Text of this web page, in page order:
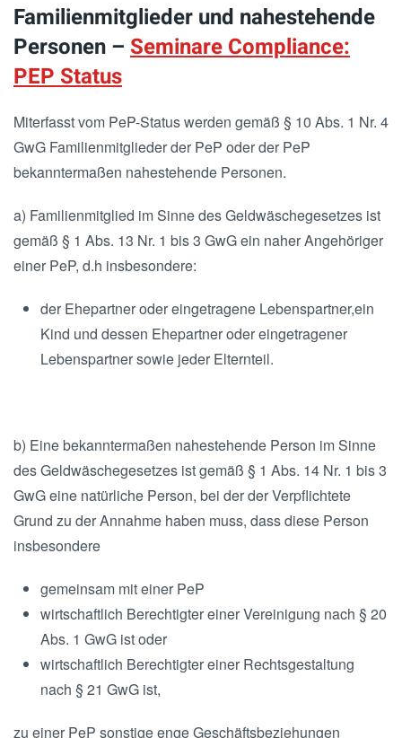
Familienmitglieder und nahestehende
Personen – Seminare Compliance:
PEP Status
Miterfasst vom PeP-Status werden gemäß § 10 Abs. 1 Nr. 4
GwG Familienmitglieder der PeP oder der PeP
bekanntermaßen nahestehende Personen.
a) Familienmitglied im Sinne des Geldwäschegesetzes ist
gemäß § 1 Abs. 13 Nr. 1 bis 3 GwG ein naher Angehöriger
einer PeP, d.h insbesondere:
der Ehepartner oder eingetragene Lebenspartner,ein
Kind und dessen Ehepartner oder eingetragener
Lebenspartner sowie jeder Elternteil.
b) Eine bekanntermaßen nahestehende Person im Sinne
des Geldwäschegesetzes ist gemäß § 1 Abs. 14 Nr. 1 bis 3
GwG eine natürliche Person, bei der der Verpflichtete
Grund zu der Annahme haben muss, dass diese Person
insbesondere
gemeinsam mit einer PeP
wirtschaftlich Berechtigter einer Vereinigung nach § 20
Abs. 1 GwG ist oder
wirtschaftlich Berechtigter einer Rechtsgestaltung
nach § 21 GwG ist,
zu einer PeP sonstige enge Geschäftsbeziehungen